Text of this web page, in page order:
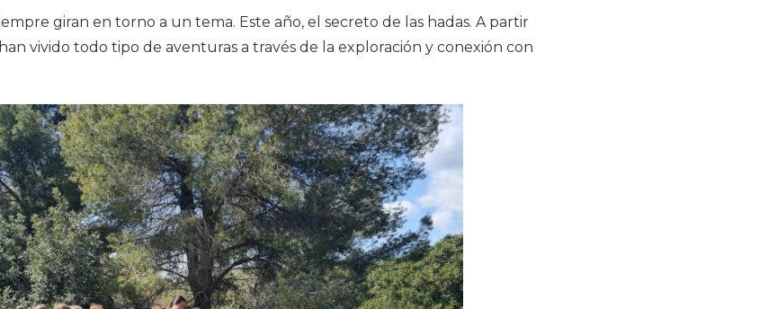
giran en torno a un tema. Este año, el secreto de las hadas. A partir
vivido todo tipo de aventuras a través de la exploración y conexión con